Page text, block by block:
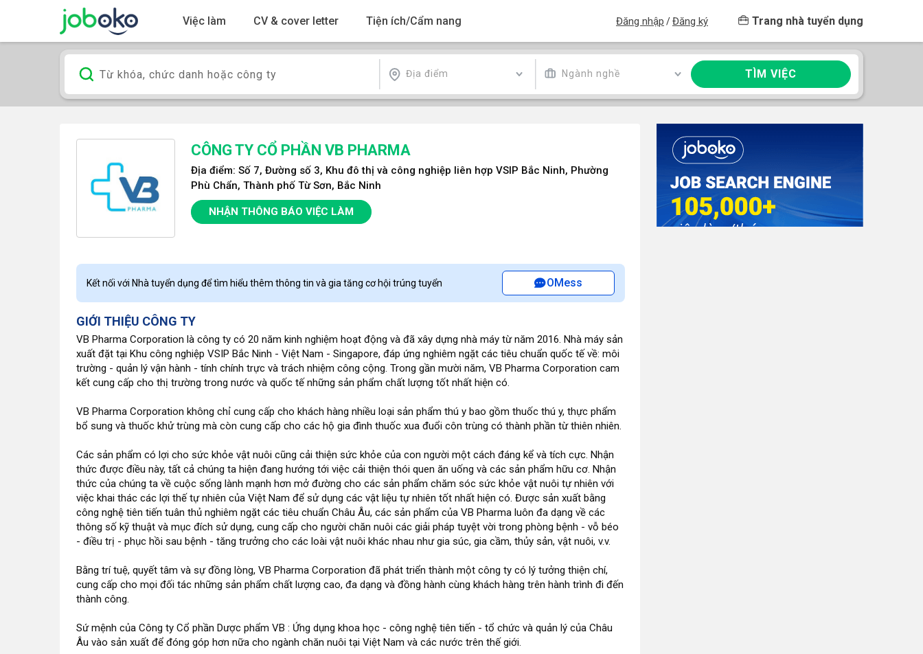
Việc làm CV & cover letter Tiện ích/Cẩm nang Đăng nhập /Đăng ký Trang nhà tuyển dụng
Địa điểm Ngành nghề TÌM VIỆC
CÔNG TY CỔ PHẦN VB PHARMA
Địa điểm: Số 7, Đường số 3, Khu đô thị và công nghiệp liên hợp VSIP Bắc Ninh, Phường
Phù Chẩn, Thành phố Từ Sơn, Bắc Ninh
NHẬN THÔNG BÁO VIỆC LÀM
Kết nối với Nhà tuyển dụng để tìm hiểu thêm thông tin và gia tăng cơ hội trúng tuyển OMess
GIỚI THIỆU CÔNG TY
VB Pharma Corporation là công ty có 20 năm kinh nghiệm hoạt động và đã xây dựng nhà máy từ năm 2016. Nhà máy sản
xuất đặt tại Khu công nghiệp VSIP Bắc Ninh - Việt Nam - Singapore, đáp ứng nghiêm ngặt các tiêu chuẩn quốc tế về: môi
trường - quản lý vận hành - tính chính trực và trách nhiệm công cộng. Trong gần mười năm, VB Pharma Corporation cam
kết cung cấp cho thị trường trong nước và quốc tế những sản phẩm chất lượng tốt nhất hiện có.
VB Pharma Corporation không chỉ cung cấp cho khách hàng nhiều loại sản phẩm thú y bao gồm thuốc thú y, thực phẩm
bổ sung và thuốc khử trùng mà còn cung cấp cho các hộ gia đình thuốc xua đuổi côn trùng có thành phần từ thiên nhiên.
Các sản phẩm có lợi cho sức khỏe vật nuôi cũng cải thiện sức khỏe của con người một cách đáng kể và tích cực. Nhận
thức được điều này, tất cả chúng ta hiện đang hướng tới việc cải thiện thói quen ăn uống và các sản phẩm hữu cơ. Nhận
thức của chúng ta về cuộc sống lành mạnh hơn mở đường cho các sản phẩm chăm sóc sức khỏe vật nuôi tự nhiên với
việc khai thác các lợi thế tự nhiên của Việt Nam để sử dụng các vật liệu tự nhiên tốt nhất hiện có. Được sản xuất bằng
công nghệ tiên tiến tuân thủ nghiêm ngặt các tiêu chuẩn Châu Âu, các sản phẩm của VB Pharma luôn đa dạng về các
thông số kỹ thuật và mục đích sử dụng, cung cấp cho người chăn nuôi các giải pháp tuyệt vời trong phòng bệnh - vỗ béo
- điều trị - phục hồi sau bệnh - tăng trưởng cho các loài vật nuôi khác nhau như gia súc, gia cầm, thủy sản, vật nuôi, v.v.
Bằng trí tuệ, quyết tâm và sự đồng lòng, VB Pharma Corporation đã phát triển thành một công ty có lý tưởng thiện chí,
cung cấp cho mọi đối tác những sản phẩm chất lượng cao, đa dạng và đồng hành cùng khách hàng trên hành trình đi đến
thành công.
Sứ mệnh của Công ty Cổ phần Dược phẩm VB : Ứng dụng khoa học - công nghệ tiên tiến - tổ chức và quản lý của Châu
Âu vào sản xuất để đóng góp hơn nữa cho ngành chăn nuôi tại Việt Nam và các nước trên thế giới.